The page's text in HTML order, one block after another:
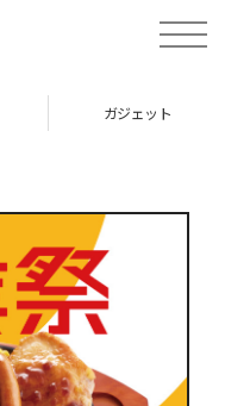
toggle
ガジェット